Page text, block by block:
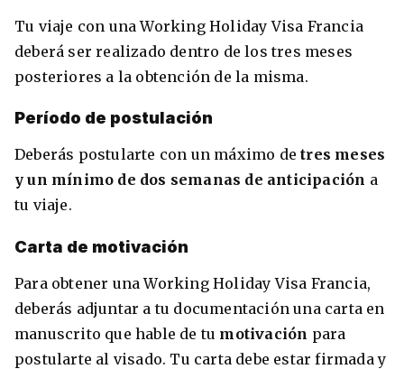
Tu viaje con una Working Holiday Visa Francia
deberá ser realizado dentro de los tres meses
posteriores a la obtención de la misma.
Período de postulación
Deberás postularte con un máximo detres meses
y un mínimo de dos semanas de anticipación a
tu viaje.
Carta de motivación
Para obtener una Working Holiday Visa Francia,
deberás adjuntar a tu documentación una carta en
manuscrito que hable de tu motivación para
postularte al visado. Tu carta debe estar firmada y